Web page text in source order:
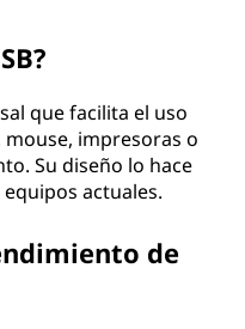
que facilita el uso
impresoras o
Su diseño lo hace
actuales.
de